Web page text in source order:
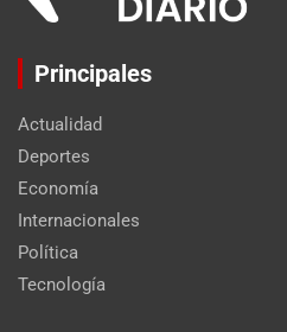
Principales
Actualidad
Deportes
Economía
Internacionales
Política
Tecnología